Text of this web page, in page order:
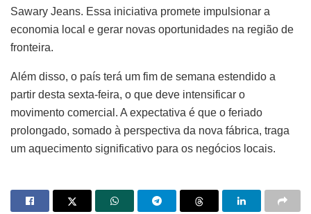
Sawary Jeans. Essa iniciativa promete impulsionar a
economia local e gerar novas oportunidades na região de
fronteira.
Além disso, o país terá um fim de semana estendido a
partir desta sexta-feira, o que deve intensificar o
movimento comercial. A expectativa é que o feriado
prolongado, somado à perspectiva da nova fábrica, traga
um aquecimento significativo para os negócios locais.